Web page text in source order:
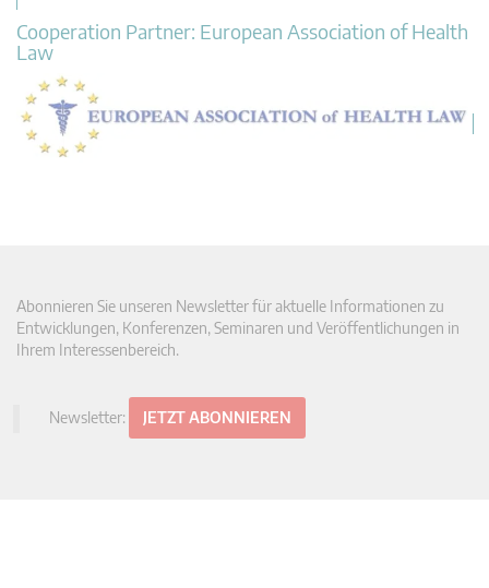
Cooperation Partner: European Association of Health
Law
Abonnieren Sie unseren Newsletter für aktuelle Informationen zu
Entwicklungen, Konferenzen, Seminaren und Veröffentlichungen in
Ihrem Interessenbereich.
Newsletter: JETZT ABONNIEREN